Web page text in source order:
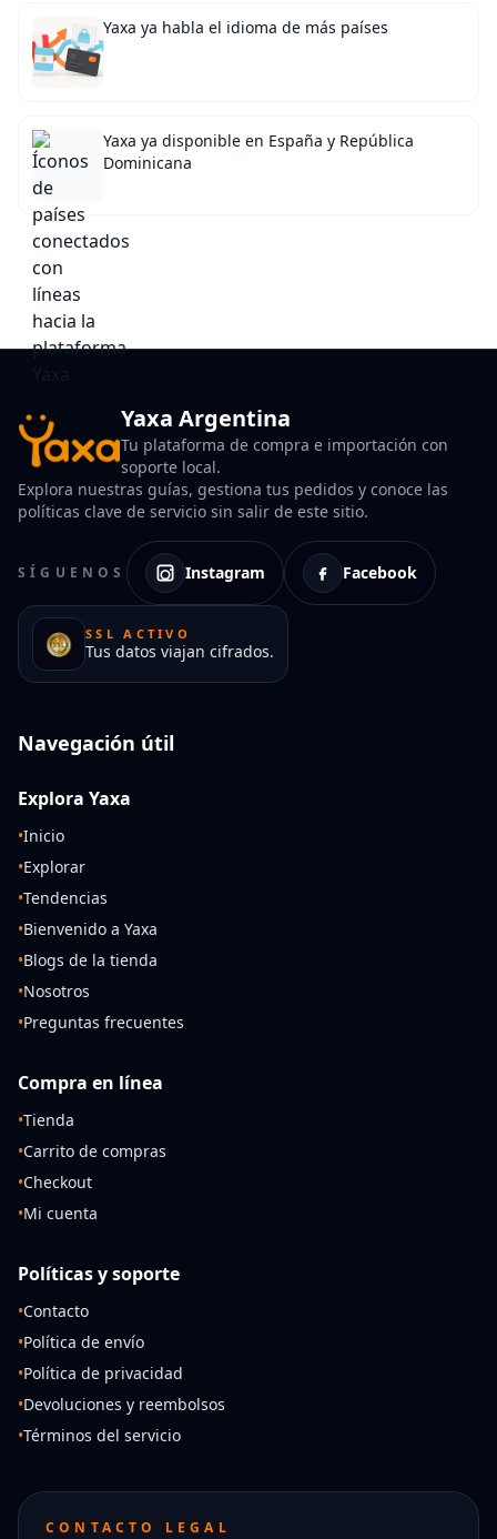
Yaxa ya habla el idioma de más países
Yaxa ya disponible en España y República
Dominicana
Yaxa Argentina
Tu plataforma de compra e importación con
soporte local.
Explora nuestras guías, gestiona tus pedidos y conoce las
políticas clave de servicio sin salir de este sitio.
SÍGUENOS Instagram Facebook
SSL ACTIVO
Tus datos viajan cifrados.
Navegación útil
Explora Yaxa
•Inicio
•Explorar
•Tendencias
•Bienvenido a Yaxa
•Blogs de la tienda
•Nosotros
•Preguntas frecuentes
Compra en línea
•Tienda
•Carrito de compras
•Checkout
•Mi cuenta
Políticas y soporte
•Contacto
•Política de envío
•Política de privacidad
•Devoluciones y reembolsos
•Términos del servicio
CONTACTO LEGAL